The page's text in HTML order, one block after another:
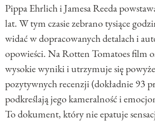
Pippa EhrlichiJamesa Reeda
lat. W tym czasie zebrano tysiące
widać w dopracowanych detalach i
opowieści. Na Rotten Tomatoes film
wysokie wyniki i utrzymuje się
pozytywnych recenzji (dokładnie 93
podkreślają jego kameralność i
To dokument, który nie epatuje